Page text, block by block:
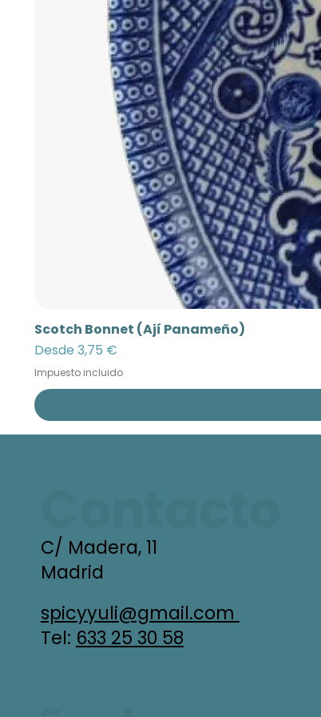
Scotch Bonnet (Ají Panameño)
Desde 3,75 €
Precio de oferta
Impuesto incluido
C/ Madera, 11
Madrid
spicyyuli@gmail.com
Tel: 633 25 30 58